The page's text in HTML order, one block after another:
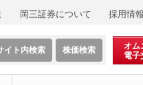
岡三証券について 採用情報
オム
電子